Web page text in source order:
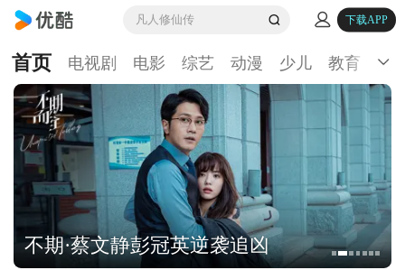
凡人修仙传 下载APP
首页 电视剧 电影 综艺 动漫 少儿 教育 生
不期·蔡文静彭冠英逆袭追凶